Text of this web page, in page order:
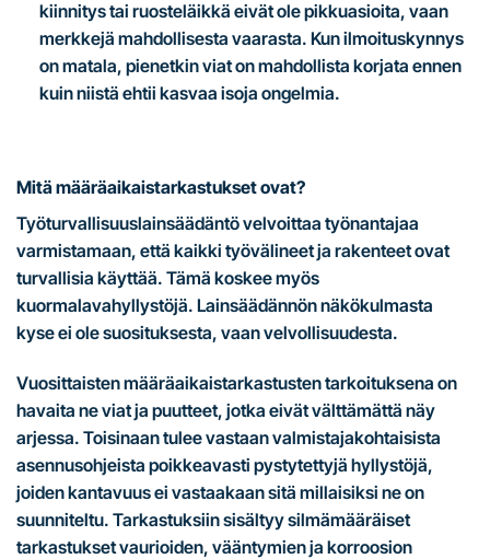
kiinnitys tai ruosteläikkä eivät ole pikkuasioita, vaan
merkkejä mahdollisesta vaarasta. Kun ilmoituskynnys
on matala, pienetkin viat on mahdollista korjata ennen
kuin niistä ehtii kasvaa isoja ongelmia.
Mitä määräaikaistarkastukset ovat?
Työturvallisuuslainsäädäntö velvoittaa työnantajaa
varmistamaan, että kaikki työvälineet ja rakenteet ovat
turvallisia käyttää. Tämä koskee myös
kuormalavahyllystöjä. Lainsäädännön näkökulmasta
kyse ei ole suosituksesta, vaan velvollisuudesta.
Vuosittaisten määräaikaistarkastusten tarkoituksena on
havaita ne viat ja puutteet, jotka eivät välttämättä näy
arjessa. Toisinaan tulee vastaan valmistajakohtaisista
asennusohjeista poikkeavasti pystytettyjä hyllystöjä,
joiden kantavuus ei vastaakaan sitä millaisiksi ne on
suunniteltu. Tarkastuksiin sisältyy silmämääräiset
tarkastukset vaurioiden, vääntymien ja korroosion